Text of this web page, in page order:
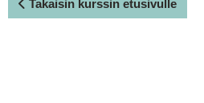
Takaisin kurssin etusivulle